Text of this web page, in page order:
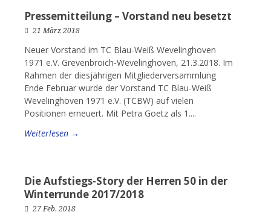
Pressemitteilung – Vorstand neu besetzt
21 März 2018
Neuer Vorstand im TC Blau-Weiß Wevelinghoven
1971 e.V. Grevenbroich-Wevelinghoven, 21.3.2018. Im
Rahmen der diesjährigen Mitgliederversammlung
Ende Februar wurde der Vorstand TC Blau-Weiß
Wevelinghoven 1971 e.V. (TCBW) auf vielen
Positionen erneuert. Mit Petra Goetz als 1....
Weiterlesen →
Die Aufstiegs-Story der Herren 50 in der
Winterrunde 2017/2018
27 Feb. 2018